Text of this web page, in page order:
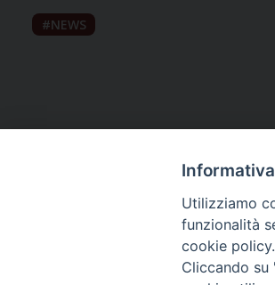
NEWS
Informativa
Utilizziamo
funzionalità
cookie policy.
Cliccando